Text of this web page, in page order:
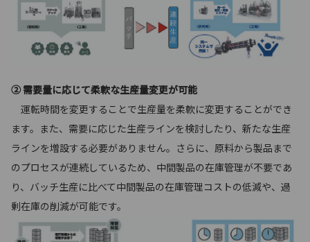
② 需要量に応じて柔軟な生産量変更が可能
運転時間を変更することで生産量を柔軟に変更することができ
ます。また、需要に応じた生産ラインを検討したり、新たな生産
ラインを増設する必要がありません。さらに、原料から製品まで
のプロセスが連続しているため、中間製品の在庫管理が不要であ
り、バッチ生産に比べて中間製品の在庫管理コストの低減や、過
剰在庫の削減が可能です。